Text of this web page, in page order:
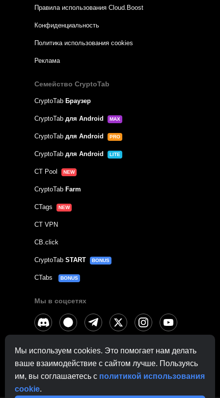
Мы используем cookies. Это помогает нам делать
ваше взаимодействие с сайтом лучше. Пользуясь
им, вы соглашаетесь с политикой использования
cookie.
Правила использования Cloud.Boost
Конфиденциальность
Политика использования cookies
Реклама
Семейство CryptoTab
CryptoTab Браузер
CryptoTab для Android MAX
CryptoTab для Android PRO
CryptoTab для Android LITE
CT Pool NEW
CryptoTab Farm
CTags NEW
CT VPN
CB.click
CryptoTab START BONUS
CTabs BONUS
Мы в соцсетях
По другим вопросам:contactus@cryptobrowser.site